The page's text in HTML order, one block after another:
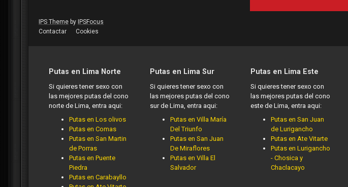
IPS Theme by IPSFocus
Contactar
Cookies
Putas en Lima Norte
Si quieres tener sexo con
las mejores putas del cono
norte de Lima, entra aqui:
Putas en Los olivos
Putas en Comas
Putas en San Martin
de Porras
Putas en Puente
Piedra
Putas en Carabayllo
Putas en Lima Sur
Si quieres tener sexo con
las mejores putas del cono
sur de Lima, entra aqui:
Putas en Villa María
Del Triunfo
Putas en San Juan
De Miraflores
Putas en Villa El
Salvador
Putas en Lima Este
Si quieres tener sexo con
las mejores putas del cono
este de Lima, entra aqui:
Putas en San Juan
de Lurigancho
Putas en Ate Vitarte
Putas en Lurigancho
- Chosica y
Chaclacayo